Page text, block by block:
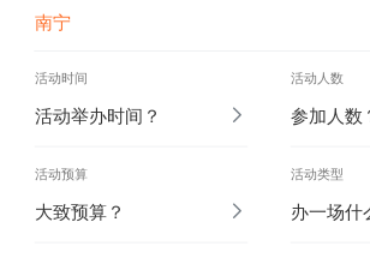
南宁
活动时间
活动举办时间？
活动人数
参加人数
活动预算
大致预算？
活动类型
办一场什